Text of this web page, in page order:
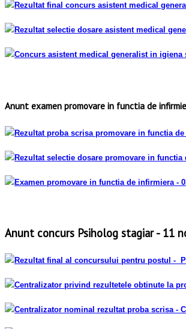
Rezultat final concurs asistent medical
Rezultat selectie dosare asistent medical
Concurs asistent medical generalist in
Anunt examen promovare in functia de
Rezultat proba scrisa promovare in functia
Rezultat selectie dosare promovare in functia
Examen promovare in functia de infirmiera -
Anunt concurs Psiholog stagiar - 11
Rezultat final al concursului pentru postul -
Centralizator privind rezultetele obtinute la
Centralizator nominal rezultat proba scrisa -